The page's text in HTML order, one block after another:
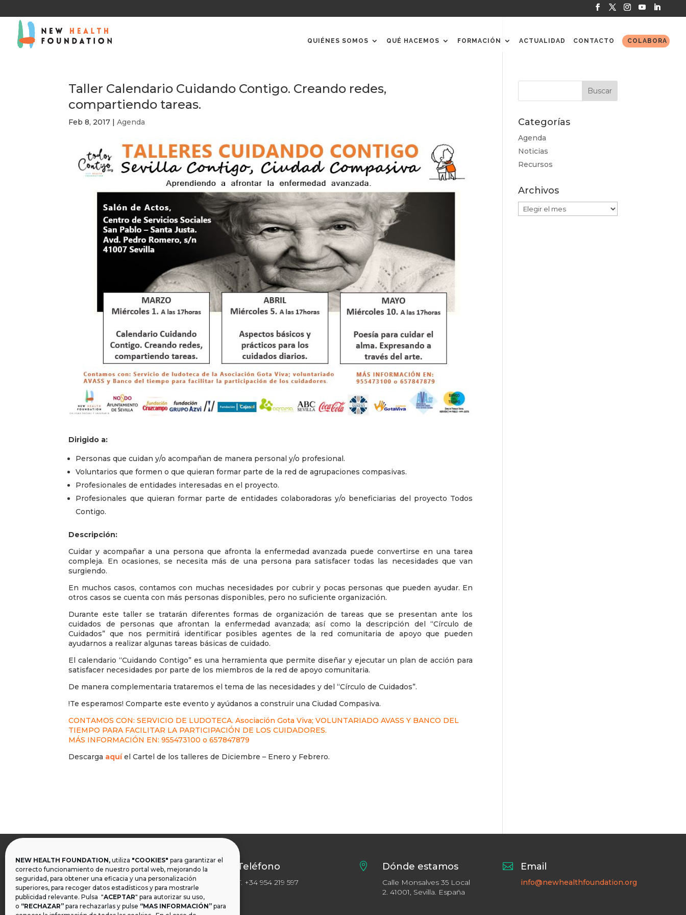
NEW HEALTH FOUNDATION, utiliza "COOKIES" para garantizar el
correcto funcionamiento de nuestro portal web, mejorando la
seguridad, para obtener una eficacia y una personalización
superiores, para recoger datos estadísticos y para mostrarle
publicidad relevante. Pulsa "ACEPTAR" para autorizar su uso,
o “RECHAZAR” para rechazarlas y pulse “MAS INFORMACIÓN” para
QUIÉNES SOMOS QUÉ HACEMOS FORMACIÓN ACTUALIDAD CONTACTO COLABORA
Taller Calendario Cuidando Contigo. Creando redes,
compartiendo tareas.
Feb 8, 2017 |Agenda
Dirigido a:
Personas que cuidan y/o acompañan de manera personal y/o profesional.
Voluntarios que formen o que quieran formar parte de la red de agrupaciones compasivas.
Profesionales de entidades interesadas en el proyecto.
Profesionales que quieran formar parte de entidades colaboradoras y/o beneficiarias del proyecto Todos
Contigo.
Descripción:
Cuidar y acompañar a una persona que afronta la enfermedad avanzada puede convertirse en una tarea
compleja. En ocasiones, se necesita más de una persona para satisfacer todas las necesidades que van
surgiendo.
En muchos casos, contamos con muchas necesidades por cubrir y pocas personas que pueden ayudar. En
otros casos se cuenta con más personas disponibles, pero no suficiente organización.
Durante este taller se tratarán diferentes formas de organización de tareas que se presentan ante los
cuidados de personas que afrontan la enfermedad avanzada; así como la descripción del “Círculo de
Cuidados” que nos permitirá identificar posibles agentes de la red comunitaria de apoyo que pueden
ayudarnos a realizar algunas tareas básicas de cuidado.
El calendario “Cuidando Contigo” es una herramienta que permite diseñar y ejecutar un plan de acción para
satisfacer necesidades por parte de los miembros de la red de apoyo comunitaria.
De manera complementaria trataremos el tema de las necesidades y del “Círculo de Cuidados”.
!Te esperamos! Comparte este evento y ayúdanos a construir una Ciudad Compasiva.
CONTAMOS CON: SERVICIO DE LUDOTECA. Asociación Gota Viva; VOLUNTARIADO AVASS Y BANCO DEL
TIEMPO PARA FACILITAR LA PARTICIPACIÓN DE LOS CUIDADORES.
MÁS INFORMACIÓN EN: 955473100 o 657847879
Descarga aquíel Cartel de los talleres de Diciembre – Enero y Febrero.
Categorías
Agenda
Noticias
Recursos
Archivos
Archivos
Teléfono
T. +34 954 219 597
 Dónde estamos
Calle Monsalves 35 Local
2. 41001, Sevilla. España
 Email
info@newhealthfoundation.org